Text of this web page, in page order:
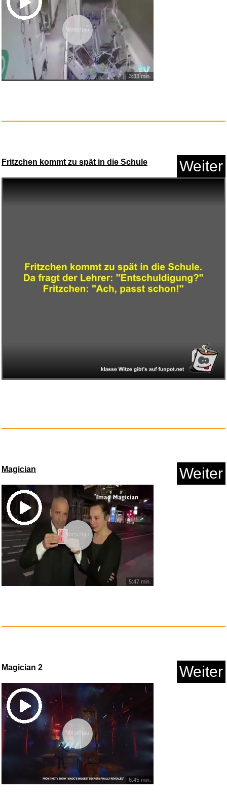
Anzeige
Anzeige
Vorschau
3:33 min.
Fritzchen kommt zu spät in die Schule Weiter
Magician Weiter
Vorschau
5:47 min.
Magician 2 Weiter
Vorschau
6:45 min.